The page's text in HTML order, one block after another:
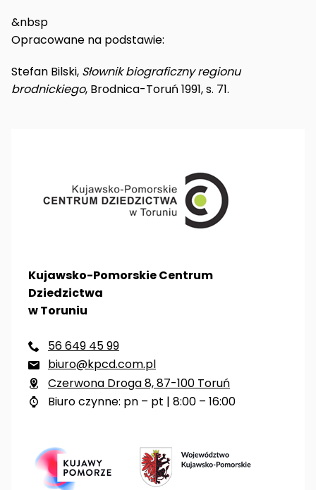
&nbsp
Opracowane na podstawie:
Stefan Bilski, Słownik biograficzny regionu
brodnickiego, Brodnica-Toruń 1991, s. 71.
Kujawsko-Pomorskie Centrum
Dziedzictwa
w Toruniu
 56 649 45 99
 biuro@kpcd.com.pl
 Czerwona Droga 8, 87-100 Toruń
 Biuro czynne: pn – pt | 8:00 – 16:00